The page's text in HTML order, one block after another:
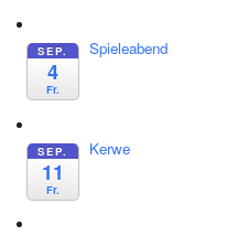
SEP.
4
Fr.
Spieleabend
SEP.
11
Fr.
Kerwe